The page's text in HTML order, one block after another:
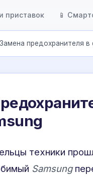
приставок 📱
Замена предохранителя в
техники
Samsung